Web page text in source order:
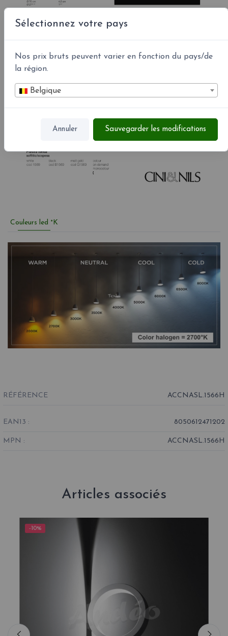
Sélectionnez votre pays
Nos prix bruts peuvent varier en fonction du pays/de
la région.
Belgique
Annuler Sauvegarder les modifications
Couleurs led °K
RÉFÉRENCE ACCNASL.1566H
EAN13 : 8050612471202
MPN : ACCNASL.1566H
Articles associés
-10%